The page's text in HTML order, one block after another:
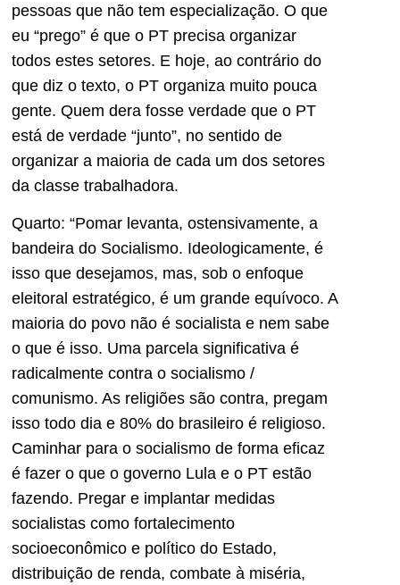
pessoas que não tem especialização. O que
eu “prego” é que o PT precisa organizar
todos estes setores. E hoje, ao contrário do
que diz o texto, o PT organiza muito pouca
gente. Quem dera fosse verdade que o PT
está de verdade “junto”, no sentido de
organizar a maioria de cada um dos setores
da classe trabalhadora.
Quarto: “Pomar levanta, ostensivamente, a
bandeira do Socialismo. Ideologicamente, é
isso que desejamos, mas, sob o enfoque
eleitoral estratégico, é um grande equívoco. A
maioria do povo não é socialista e nem sabe
o que é isso. Uma parcela significativa é
radicalmente contra o socialismo /
comunismo. As religiões são contra, pregam
isso todo dia e 80% do brasileiro é religioso.
Caminhar para o socialismo de forma eficaz
é fazer o que o governo Lula e o PT estão
fazendo. Pregar e implantar medidas
socialistas como fortalecimento
socioeconômico e político do Estado,
distribuição de renda, combate à miséria,